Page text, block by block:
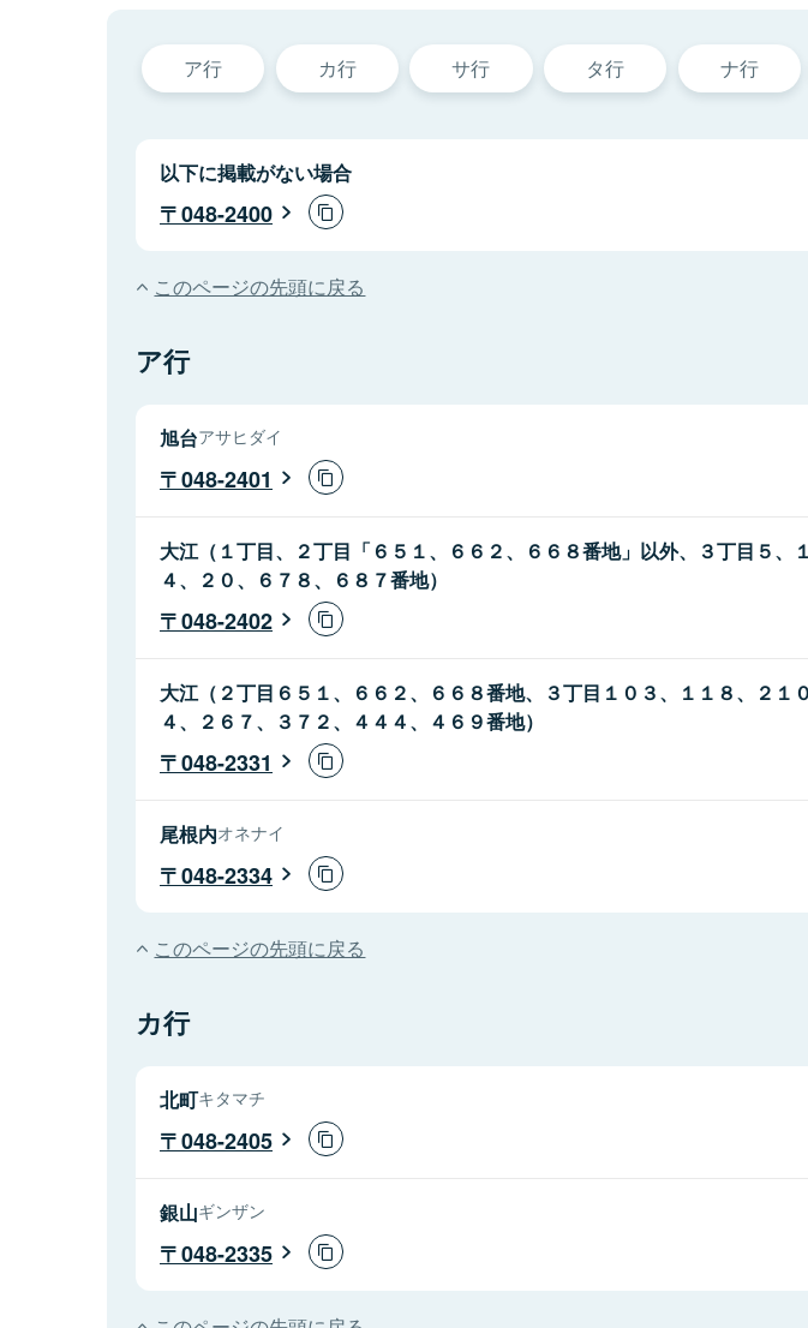
ア行 カ行 サ行 タ行 ナ行
以下に掲載がない場合
048-2400
このページの先頭に戻る
ア行
旭台アサヒダイ
048-2401
大江（１丁目、２丁目「６５１、６６２、６６８番地」以外、３丁目５、
４、２０、６７８、６８７番地）
048-2402
大江（２丁目６５１、６６２、６６８番地、３丁目１０３、１１８、２１
４、２６７、３７２、４４４、４６９番地）
048-2331
尾根内オネナイ
048-2334
このページの先頭に戻る
カ行
北町キタマチ
048-2405
銀山ギンザン
048-2335